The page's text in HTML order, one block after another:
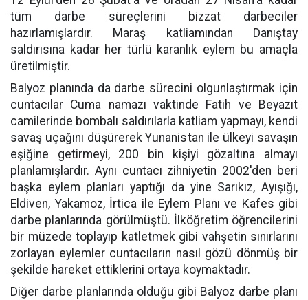
tüm darbe süreçlerini bizzat darbeciler
hazırlamışlardır. Maraş katliamından Danıştay
saldırısına kadar her türlü karanlık eylem bu amaçla
üretilmiştir.
Balyoz planında da darbe sürecini olgunlaştırmak için
cuntacılar Cuma namazı vaktinde Fatih ve Beyazıt
camilerinde bombalı saldırılarla katliam yapmayı, kendi
savaş uçağını düşürerek Yunanistan ile ülkeyi savaşın
eşiğine getirmeyi, 200 bin kişiyi gözaltına almayı
planlamışlardır. Aynı cuntacı zihniyetin 2002'den beri
başka eylem planları yaptığı da yine Sarıkız, Ayışığı,
Eldiven, Yakamoz, İrtica ile Eylem Planı ve Kafes gibi
darbe planlarında görülmüştü. İlköğretim öğrencilerini
bir müzede toplayıp katletmek gibi vahşetin sınırlarını
zorlayan eylemler cuntacıların nasıl gözü dönmüş bir
şekilde hareket ettiklerini ortaya koymaktadır.
Diğer darbe planlarında olduğu gibi Balyoz darbe planı